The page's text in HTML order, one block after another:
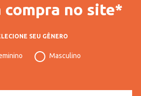
de
Lápis para Olhos: Traço
compra no site*
SEU GÊNERO
Masculino